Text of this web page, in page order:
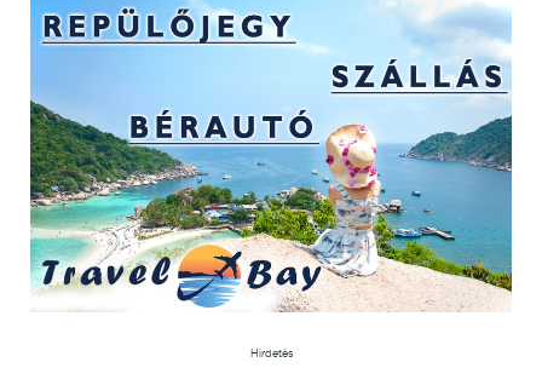
Hirdetés